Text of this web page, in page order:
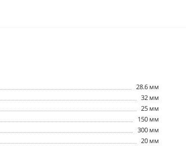
28.6 мм
32 мм
25 мм
150 мм
300 мм
20 мм